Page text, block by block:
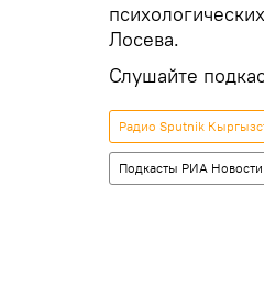
Лосева.
Слушайте
Радио Sputnik
Подкасты РИА Новости